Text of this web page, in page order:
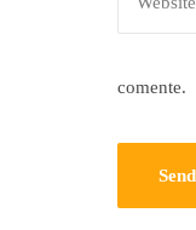
comente.